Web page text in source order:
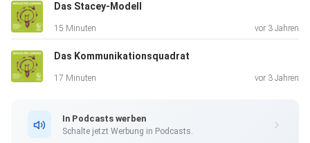
Das Stacey-Modell
15 Minuten vor 3 Jahren
Das Kommunikationsquadrat
17 Minuten vor 3 Jahren
In Podcasts werben
Schalte jetzt Werbung in Podcasts.